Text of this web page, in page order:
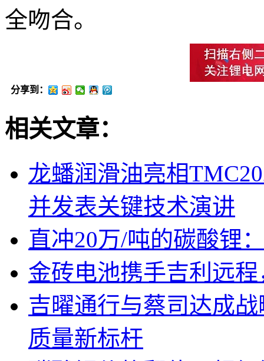
全吻合。
分享到：
相关文章：
龙蟠润滑油亮相
并发表关键技术演讲
直冲20万/吨的碳酸锂
金砖电池携手吉利远
吉曜通行与蔡司达成
质量新标杆